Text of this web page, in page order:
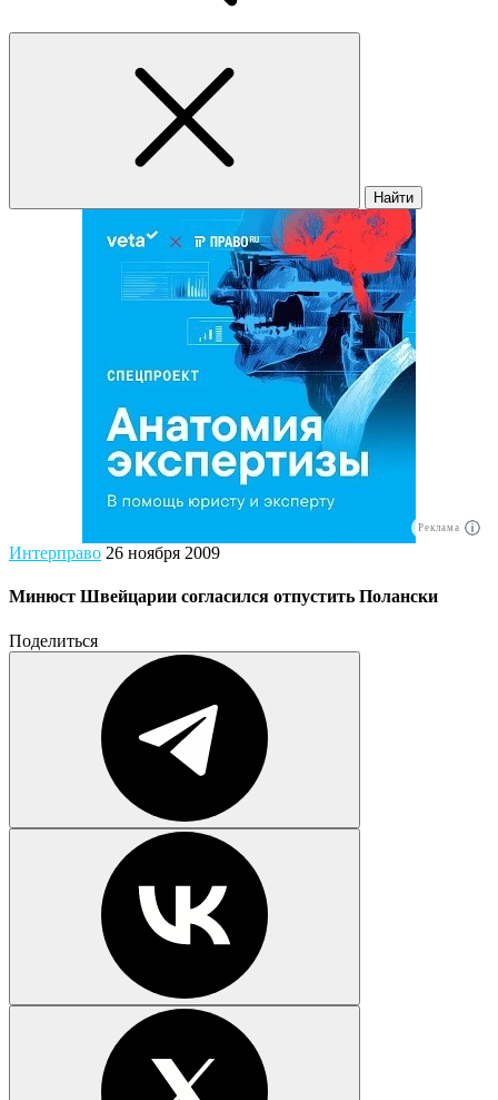
Найти
Реклама
Интерправо 26 ноября 2009
Минюст Швейцарии согласился отпустить Полански
Поделиться